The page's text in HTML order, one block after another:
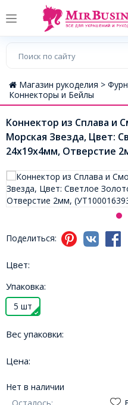
Магазин рукоделия >
Коннекторы и Бейлы
Коннектор из Сплава и
Морская Звезда, Цвет:
24x19x4мм, Отверстие
Поделиться:
Цвет:
Упаковка:
5 шт
Вес упаковки:
Цена:
Нет в наличии